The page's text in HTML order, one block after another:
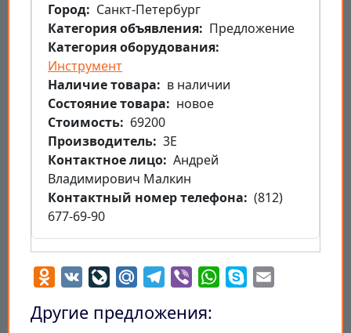
Город
Санкт-Петербург
Категория объявления
Предложение
Категория оборудования
Инструмент
Наличие товара
в наличии
Состояние товара
новое
Стоимость
69200
Производитель 3Е
Контактное лицо Андрей
Владимирович Малкин
Контактный номер телефона
(812)
677-69-90
Odnoklassniki
VK LiveJournal
Mail.RuTelegram
Viber WhatsApp
Skype
Другие предложения: